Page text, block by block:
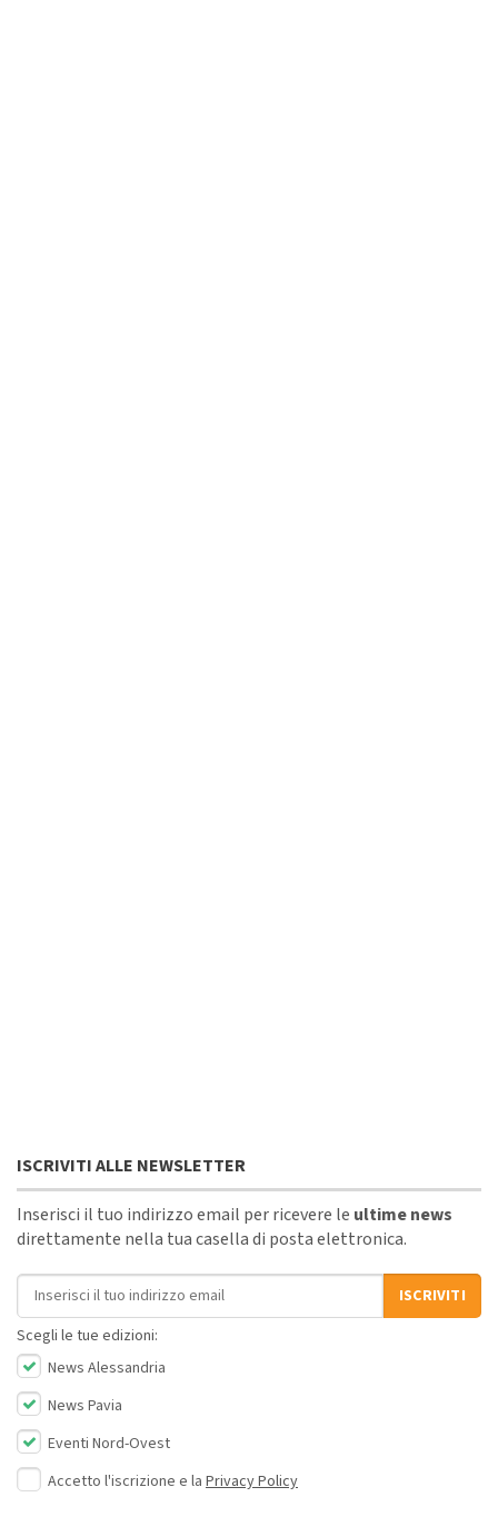
ISCRIVITI ALLE NEWSLETTER
Inserisci il tuo indirizzo email per ricevere le ultime news
direttamente nella tua casella di posta elettronica.
Indirizzo email
ISCRIVITI
Scegli le tue edizioni:
News Alessandria
News Pavia
Eventi Nord-Ovest
Accetto l'iscrizione e la Privacy Policy